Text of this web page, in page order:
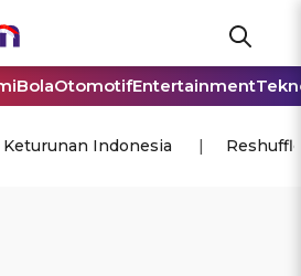
BolaOtomotifEntertainment
Indonesia